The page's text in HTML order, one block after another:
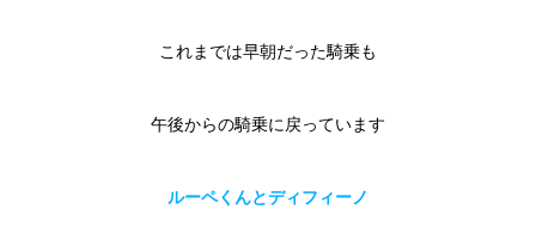
これまでは早朝だった騎乗も
午後からの騎乗に戻っています
ルーペくんとディフィーノ